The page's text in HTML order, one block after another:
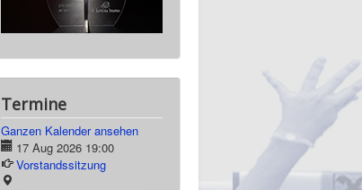
Termine
Ganzen Kalender ansehen
17 Aug 2026 19:00
Vorstandssitzung